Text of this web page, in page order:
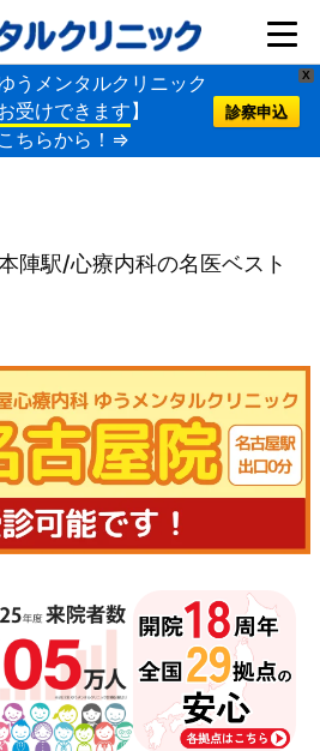
X
うメンタルクリニック
受けできます】
ちらから！⇒
診察申込
陣駅/心療内科の名医ベスト